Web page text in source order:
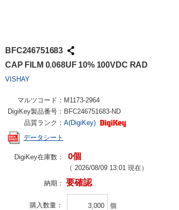
BFC246751683
CAP FILM 0.068UF 10% 100VDC RAD
VISHAY
マルツコード： M1173-2964
DigiKey製品番号： BFC246751683-ND
品質ランク： A(DigiKey)
データシート
DigiKey在庫数： 0個
（ 2026/08/09 13:01 現在）
納期： 要確認
購入数量 個